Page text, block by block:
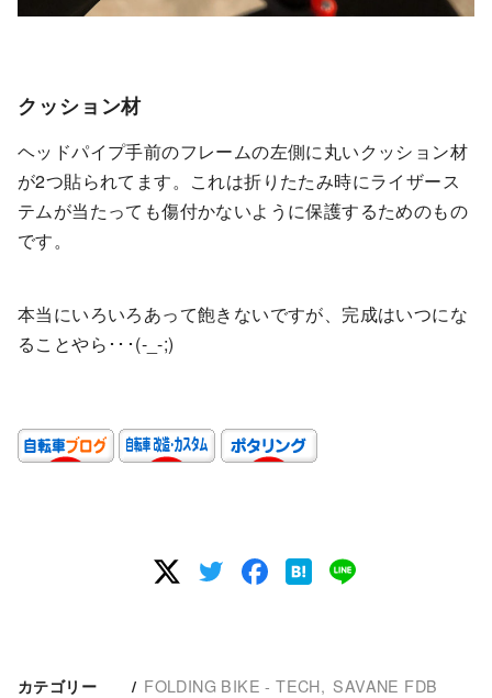
クッション材
ヘッドパイプ手前のフレームの左側に丸いクッション材
が2つ貼られてます。これは折りたたみ時にライザース
テムが当たっても傷付かないように保護するためのもの
です。
本当にいろいろあって飽きないですが、完成はいつにな
ることやら･･･(-_-;)
カテゴリー FOLDING BIKE - TECH SAVANE FDB